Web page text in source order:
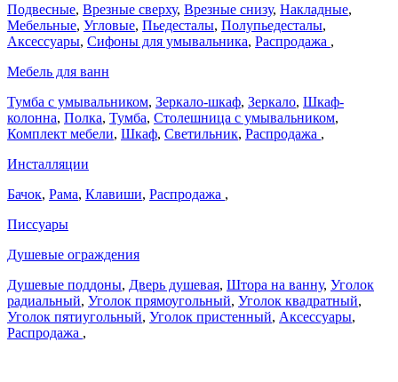
Подвесные, Врезные сверху, Врезные снизу, Накладные,
Мебельные, Угловые, Пьедесталы, Полупьедесталы,
Аксессуары, Сифоны для умывальника, Распродажа ,
Мебель для ванн
Тумба с умывальником, Зеркало-шкаф, Зеркало, Шкаф-
колонна, Полка, Тумба, Столешница с умывальником,
Комплект мебели, Шкаф, Светильник, Распродажа ,
Инсталляции
Бачок, Рама, Клавиши, Распродажа ,
Писсуары
Душевые ограждения
Душевые поддоны, Дверь душевая, Штора на ванну, Уголок
радиальный, Уголок прямоугольный, Уголок квадратный,
Уголок пятиугольный, Уголок пристенный, Аксессуары,
Распродажа ,